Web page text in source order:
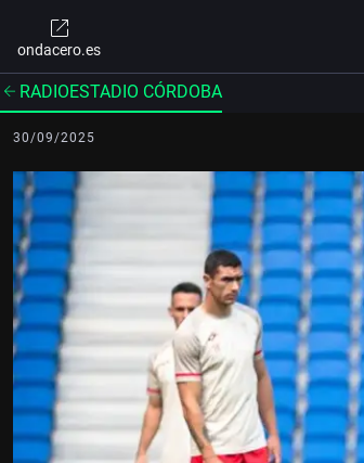
ondacero.es
RADIOESTADIO CÓRDOBA
30/09/2025